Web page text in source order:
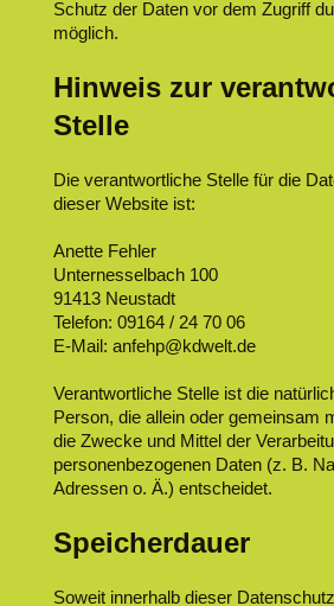
Schutz der Daten vor dem Zugriff
möglich.
Hinweis zur
Stelle
Die verantwortliche Stelle für die
dieser Website ist:
Anette Fehler
Unternesselbach 100
91413 Neustadt
Telefon: 09164 / 24 70 06
E-Mail: anfehp@kdwelt.de
Verantwortliche Stelle ist die
Person, die allein oder gemeinsam
die Zwecke und Mittel der
personenbezogenen Daten (z. B.
Adressen o. Ä.) entscheidet.
Speicherdauer
Soweit innerhalb dieser